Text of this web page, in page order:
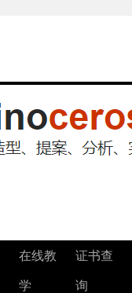
在线教
学
证书查
询